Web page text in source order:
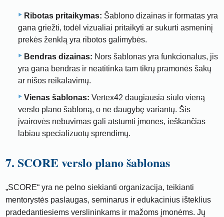
Ribotas pritaikymas: Šablono dizainas ir formatas yra
gana griežti, todėl vizualiai pritaikyti ar sukurti asmeninį
prekės ženklą yra ribotos galimybės.
Bendras dizainas: Nors šablonas yra funkcionalus, jis
yra gana bendras ir neatitinka tam tikrų pramonės šakų
ar nišos reikalavimų.
Vienas šablonas: Vertex42 daugiausia siūlo vieną
verslo plano šabloną, o ne daugybę variantų. Šis
įvairovės nebuvimas gali atstumti įmones, ieškančias
labiau specializuotų sprendimų.
7. SCORE verslo plano šablonas
„SCORE“ yra ne pelno siekianti organizacija, teikianti
mentorystės paslaugas, seminarus ir edukacinius išteklius
pradedantiesiems verslininkams ir mažoms įmonėms. Jų